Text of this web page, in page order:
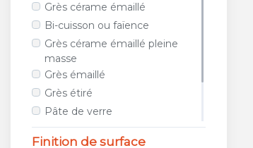
BARDELLI
BAYKER
BELLACASA CERAMICA
BELLAVISTA
BIOPETRA
BISAZZA
BLUSTYLE
BOXER
Géométrique
Images et photos
Galet et mosaïque
Travertin
Terracotta
Grès cérame émaillé
Bi-cuisson ou faïence
Grès cérame émaillé pleine
masse
Grès émaillé
Grès étiré
Pâte de verre
Métal
Finition de surface